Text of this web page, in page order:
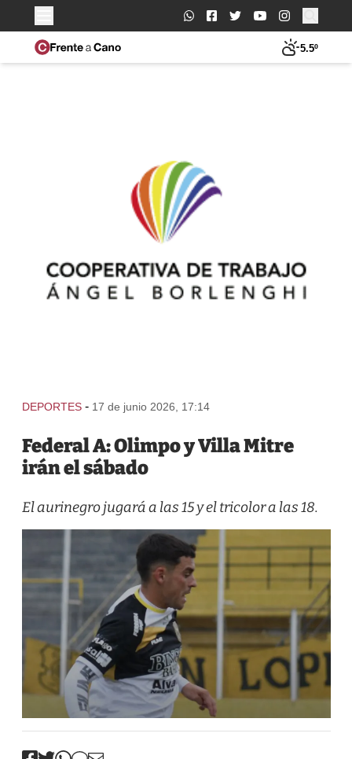
Buscar:
5.5º
DEPORTES - 17 de junio 2026, 17:14
Federal A: Olimpo y Villa Mitre
irán el sábado
El aurinegro jugará a las 15 y el tricolor a las 18.